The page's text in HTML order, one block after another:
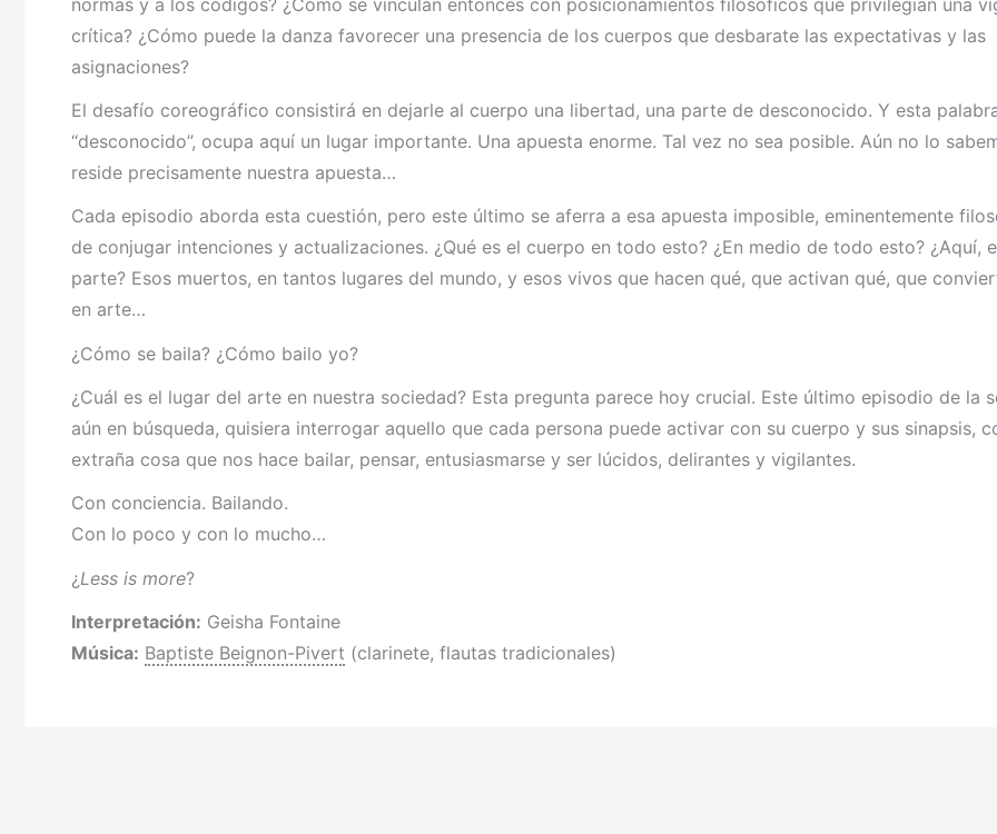
crítica? ¿Cómo puede la danza favorecer una presencia de los cuerpos que desbarate las expectativas y las
asignaciones?
El desafío coreográfico consistirá en dejarle al cuerpo una libertad, una parte de desconocido. Y esta
“desconocido”, ocupa aquí un lugar importante. Una apuesta enorme. Tal vez no sea posible. Aún no lo
reside precisamente nuestra apuesta…
Cada episodio aborda esta cuestión, pero este último se aferra a esa apuesta imposible, eminentemente
de conjugar intenciones y actualizaciones. ¿Qué es el cuerpo en todo esto? ¿En medio de todo esto? ¿Aquí,
parte? Esos muertos, en tantos lugares del mundo, y esos vivos que hacen qué, que activan qué, que
en arte…
¿Cómo se baila? ¿Cómo bailo yo?
¿Cuál es el lugar del arte en nuestra sociedad? Esta pregunta parece hoy crucial. Este último episodio de la
aún en búsqueda, quisiera interrogar aquello que cada persona puede activar con su cuerpo y sus sinapsis,
extraña cosa que nos hace bailar, pensar, entusiasmarse y ser lúcidos, delirantes y vigilantes.
Con conciencia. Bailando.
Con lo poco y con lo mucho…
¿Less is more?
Interpretación: Geisha Fontaine
Música: Baptiste Beignon-Pivert (clarinete, flautas tradicionales)